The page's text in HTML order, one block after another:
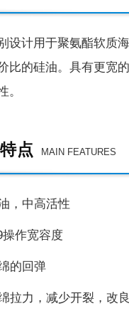
设计用于聚氨酯软质
比的硅油。具有更宽
。
点 MAIN FEATURES
，中高活性
操作宽容度
的回弹
拉力，减少开裂，改